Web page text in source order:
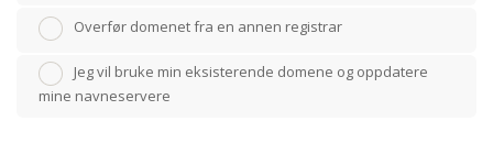
Overfør domenet fra en annen registrar
Jeg vil bruke min eksisterende domene og oppdatere
mine navneservere